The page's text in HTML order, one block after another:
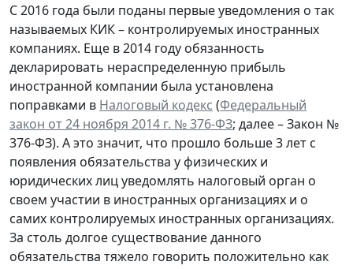
С 2016 года были поданы первые уведомления о так
называемых КИК – контролируемых иностранных
компаниях. Еще в 2014 году обязанность
декларировать нераспределенную прибыль
иностранной компании была установлена
поправками в Налоговый кодекс (Федеральный
закон от 24 ноября 2014 г. № 376-ФЗ; далее – Закон №
376-ФЗ). А это значит, что прошло больше 3 лет с
появления обязательства у физических и
юридических лиц уведомлять налоговый орган о
своем участии в иностранных организациях и о
самих контролируемых иностранных организациях.
За столь долгое существование данного
обязательства тяжело говорить положительно как